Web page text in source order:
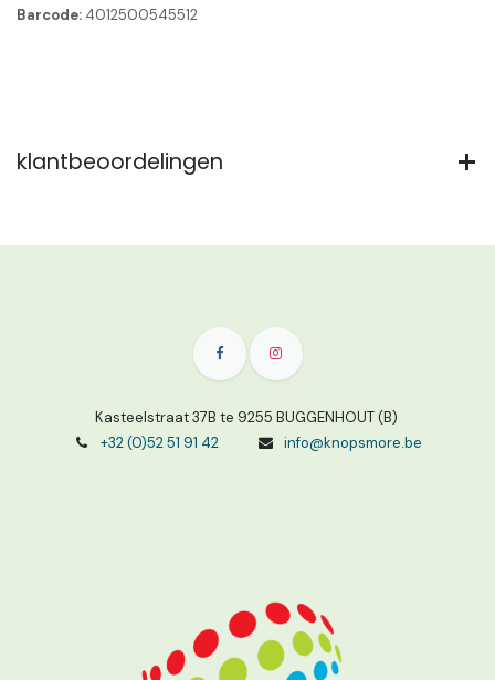
Barcode: 4012500545512
klantbeoordelingen
Kasteelstraat 37B te 9255 BUGGENHOUT (B)
+32 (0)52 51 91 42
info@knopsmore.be